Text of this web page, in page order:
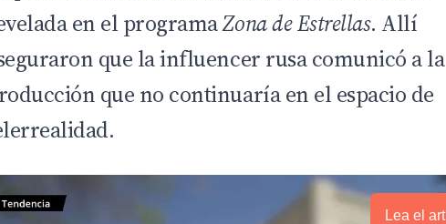
en el programaZona de Estrellas. Allí
que la influencer rusa comunicó a la
que no continuaría en el espacio de
Lea el